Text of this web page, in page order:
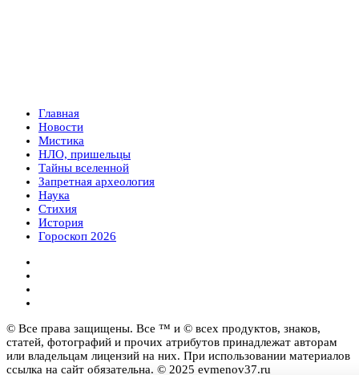
Главная
Новости
Мистика
НЛО, пришельцы
Тайны вселенной
Запретная археология
Наука
Стихия
История
Гороскоп 2026
© Все права защищены. Все ™ и © всех продуктов, знаков,
статей, фотографий и прочих атрибутов принадлежат авторам
или владельцам лицензий на них. При использовании материалов
ссылка на сайт обязательна. © 2025 evmenov37.ru